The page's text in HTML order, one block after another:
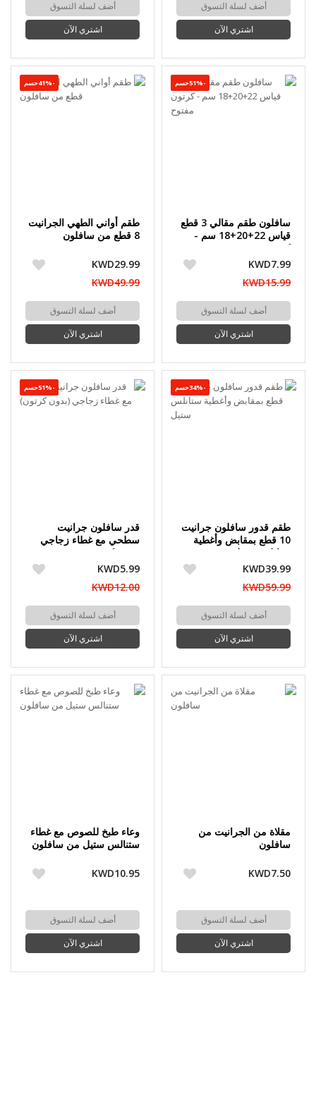
أضف لسلة التسوق
اشتري الآن
أضف لسلة التسوق
اشتري الآن
-51%حسم
سافلون طقم مقالي 3 قطع
قياس 22+20+18 سم -
كرتون مفتوح
KWD7.99
KWD15.99
أضف لسلة التسوق
اشتري الآن
-41%حسم
طقم أواني الطهي الجرانيت
8 قطع من سافلون
KWD29.99
KWD49.99
أضف لسلة التسوق
اشتري الآن
-34%حسم
طقم قدور سافلون جرانيت
10 قطع بمقابض وأغطية
ستانلس ستيل
KWD39.99
KWD59.99
أضف لسلة التسوق
اشتري الآن
-51%حسم
قدر سافلون جرانيت
سطحي مع غطاء زجاجي
(بدون كرتون)
KWD5.99
KWD12.00
أضف لسلة التسوق
اشتري الآن
مقلاة من الجرانيت من
سافلون
KWD7.50
أضف لسلة التسوق
اشتري الآن
وعاء طبخ للصوص مع غطاء
ستنالس ستيل من سافلون
KWD10.95
أضف لسلة التسوق
اشتري الآن